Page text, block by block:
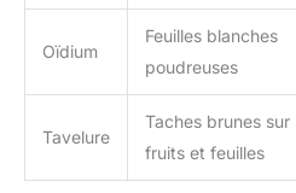
Oïdium
Feuilles blanches
poudreuses
Tavelure
Taches brunes sur
fruits et feuilles